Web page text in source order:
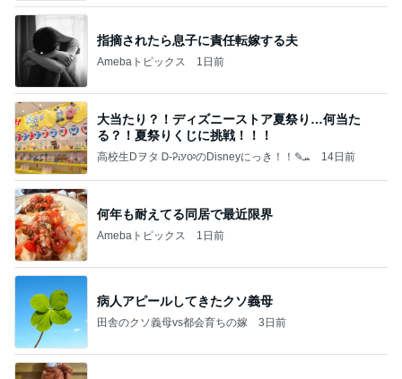
指摘されたら息子に責任転嫁する夫
Amebaトピックス 1日前
大当たり？！ディズニーストア夏祭り…何当た
る？！夏祭りくじに挑戦！！！
高校生Dヲタ Ꭰ-ᎮꭵꭹꭴのDisneyにっき！！✎ܚ 14日前
何年も耐えてる同居で最近限界
Amebaトピックス 1日前
病人アピールしてきたクソ義母
田舎のクソ義母vs都会育ちの嫁 3日前